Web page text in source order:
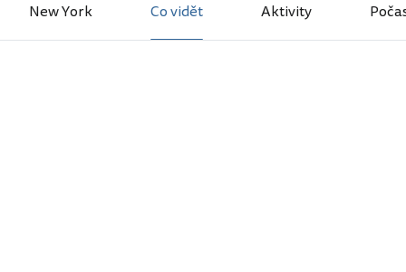
New York Co vidět Aktivity